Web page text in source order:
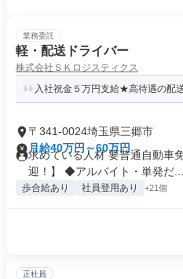
業務委託
軽・配送ドライバー
株式会社ＳＫロジスティクス
入社祝金５万円支給★高待遇の配
〒341-0024埼玉県三郷市
月給40万円～60万円
求めている人材 要普通自動車
迎！】 ◆アルバイト・単発だ...
歩合給あり 社員登用あり +21個
正社員